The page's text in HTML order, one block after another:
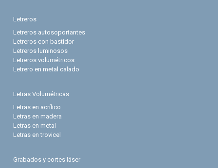
Letreros
Letreros autosoportantes
Letreros con bastidor
Letreros luminosos
Letreros volumétricos
Letrero en metal calado
Letras Volumétricas
Letras en acrílico
Letras en madera
Letras en metal
Letras en trovicel
Grabados y cortes láser